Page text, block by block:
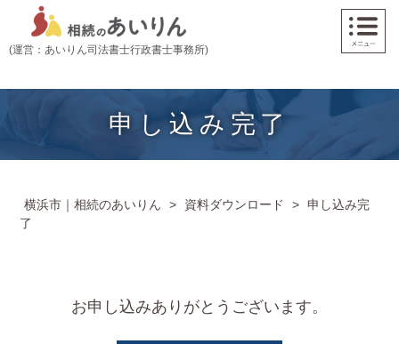
(運営：あいりん司法書士行政書士事務所)
申し込み完了
横浜市｜相続のあいりん > 資料ダウンロード > 申し込み完
了
お申し込みありがとうございます。